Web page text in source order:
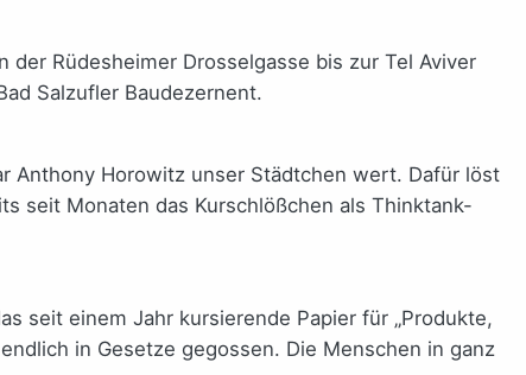
der Rüdesheimer Drosselgasse bis zur Tel Aviver
Salzufler Baudezernent.
Anthony Horowitz unser Städtchen wert. Dafür löst
seit Monaten das Kurschlößchen als Thinktank-
seit einem Jahr kursierende Papier für „Produkte,
in Gesetze gegossen. Die Menschen in ganz